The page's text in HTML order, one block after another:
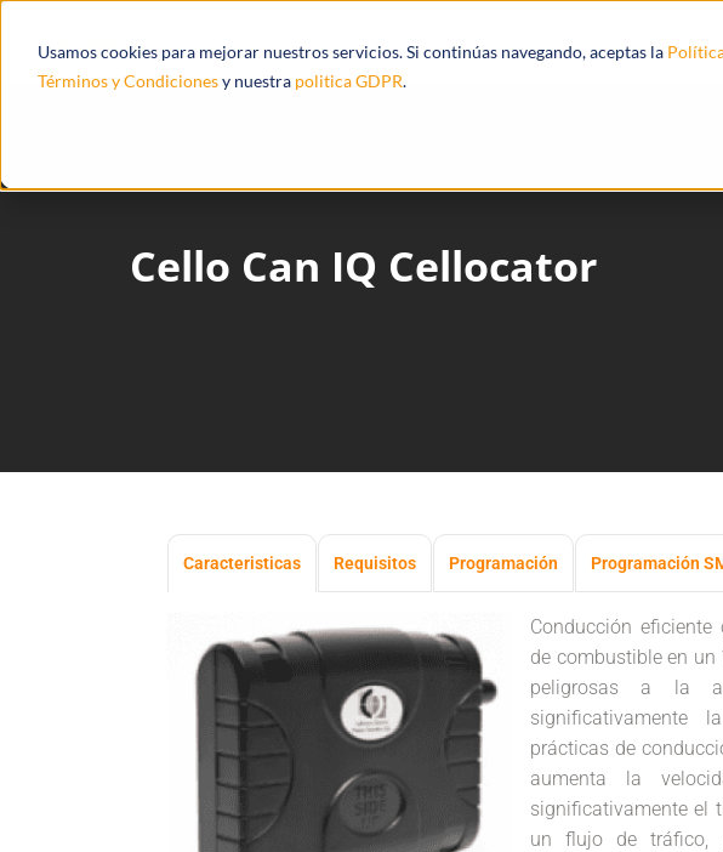
Usamos cookies para mejorar nuestros servicios. Si continúas navegando, aceptas la
Términos y Condicionesy nuestra politica GDPR.
Productos Ecosistema Integraciones Recursos
Cello Can IQ Cellocator
Caracteristicas Requisitos Programación Programación
Conducción
de combustible en un
peligrosas a la
significativamente
prácticas de
aumenta la
significativamente el
un flujo de tráfico,